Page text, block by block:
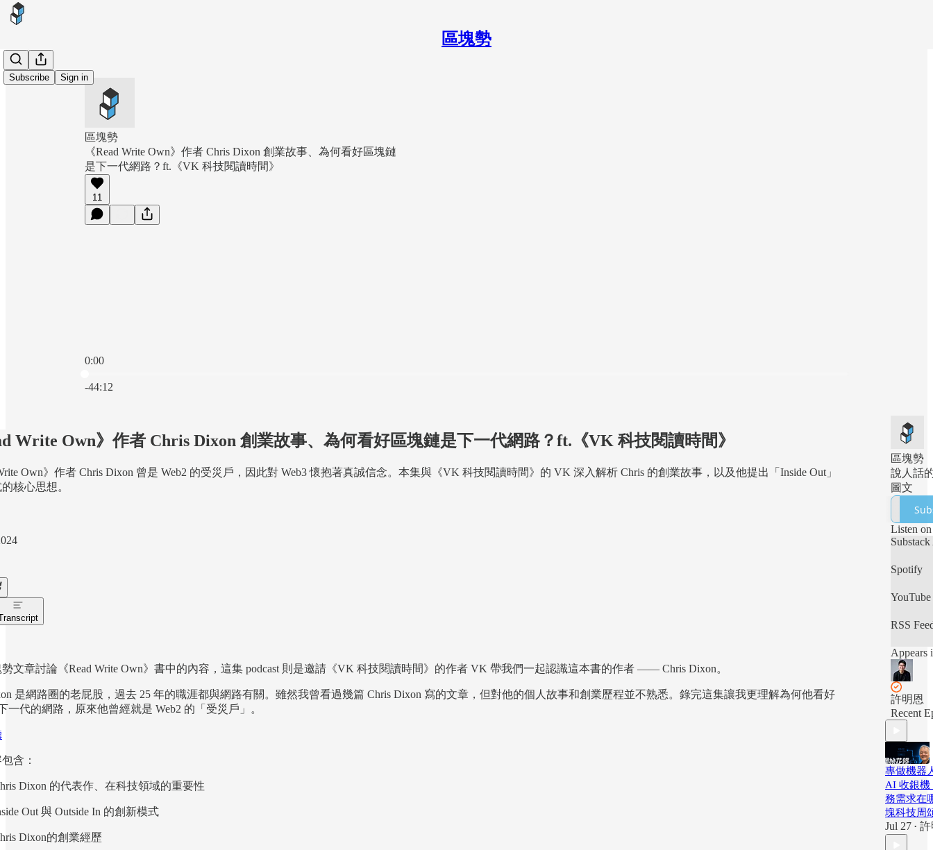
區塊勢
Subscribe Sign in
區塊勢
《Read Write Own》作者 Chris Dixon 創業故事、為何看好區塊鏈
是下一代網路？ft.《VK 科技閱讀時間》
11
0:00
-44:12
Write Own》作者 Chris Dixon 創業故事、為何看好區塊鏈是下一代網路？ft.《VK 科技閱讀時間》
Own》作者 Chris Dixon 曾是 Web2 的受災戶，因此對 Web3 懷抱著真誠信念。本集與《VK 科技閱讀時間》的 VK 深入解析 Chris 的創業故事，以及他提出「Inside Out」
核心思想。
文章討論《Read Write Own》書中的內容，這集 podcast 則是邀請《VK 科技閱讀時間》的作者 VK 帶我們一起認識這本書的作者 —— Chris Dixon。
是網路圈的老屁股，過去 25 年的職涯都與網路有關。雖然我曾看過幾篇 Chris Dixon 寫的文章，但對他的個人故事和創業歷程並不熟悉。錄完這集讓我更理解為何他看好
一代的網路，原來他曾經就是 Web2 的「受災戶」。
含：
Dixon 的代表作、在科技領域的重要性
Out 與 Outside In 的創新模式
Dixon的創業經歷
區塊勢
說人話
圖文
Listen on
Spotify
YouTube
RSS
Appears
許明恩
Recent
專做機器
AI 收銀機
務需求在
塊科技周
Jul 27 • 許